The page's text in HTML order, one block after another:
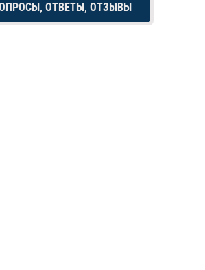
ОТВЕТЫ, ОТЗЫВЫ